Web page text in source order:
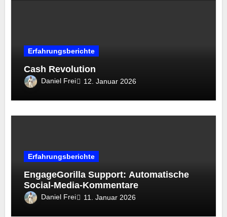
Erfahrungsberichte
Cash Revolution
Daniel Frei 12. Januar 2026
Erfahrungsberichte
EngageGorilla Support: Automatische
Social-Media-Kommentare
Daniel Frei 11. Januar 2026